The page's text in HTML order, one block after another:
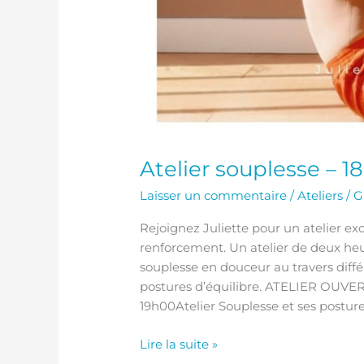
Atelier souplesse –
Laisser un commentaire /Ateliers /
Rejoignez Juliette pour un atelier
renforcement. Un atelier de deux
souplesse en douceur au travers
postures d’équilibre. ATELIER
19h00Atelier Souplesse et ses
Lire la suite »